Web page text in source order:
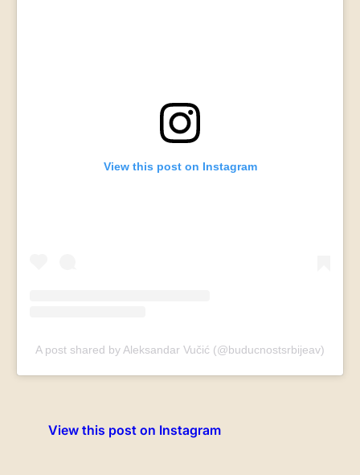
View this post on Instagram
A post shared by Aleksandar Vučić (@buducnostsrbijeav)
View this post on Instagram